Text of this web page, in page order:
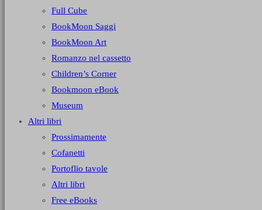
Full Cube
BookMoon Saggi
BookMoon Art
Romanzo nel cassetto
Children’s Corner
Bookmoon eBook
Museum
Altri libri
Prossimamente
Cofanetti
Portoflio tavole
Altri libri
Free eBooks